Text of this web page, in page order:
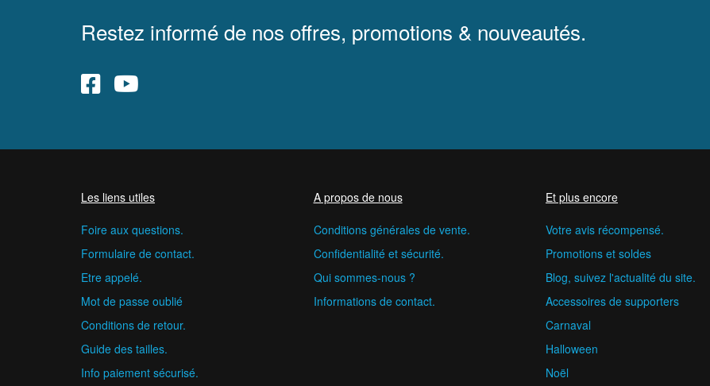
Restez informé de nos offres, promotions & nouveautés.
Les liens utiles
Foire aux questions.
Formulaire de contact.
Etre appelé.
Mot de passe oublié
Conditions de retour.
Guide des tailles.
Info paiement sécurisé.
A propos de nous
Conditions générales de vente.
Confidentialité et sécurité.
Qui sommes-nous ?
Informations de contact.
Et plus encore
Votre avis récompensé.
Promotions et soldes
Blog, suivez l'actualité du site.
Accessoires de supporters
Carnaval
Halloween
Noël